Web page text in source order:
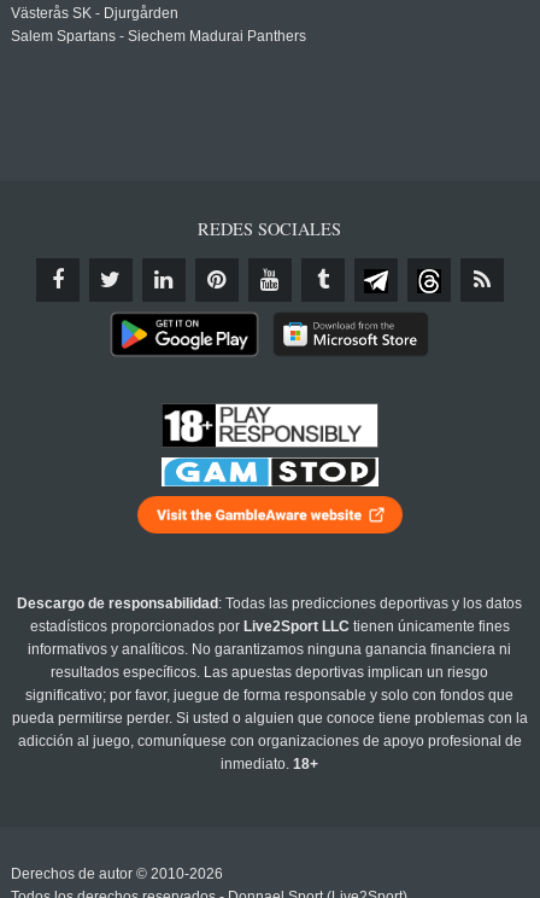
Västerås SK - Djurgården
Salem Spartans - Siechem Madurai Panthers
REDES SOCIALES
Descargo de responsabilidad : Todas las predicciones deportivas y los datos
estadísticos proporcionados por Live2Sport LLC tienen únicamente fines
informativos y analíticos. No garantizamos ninguna ganancia financiera ni
resultados específicos. Las apuestas deportivas implican un riesgo
significativo; por favor, juegue de forma responsable y solo con fondos que
pueda permitirse perder. Si usted o alguien que conoce tiene problemas con la
adicción al juego, comuníquese con organizaciones de apoyo profesional de
inmediato.18+
Derechos de autor © 2010-2026